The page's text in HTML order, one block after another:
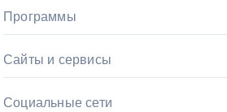
Программы
Сайты и сервисы
Социальные сети